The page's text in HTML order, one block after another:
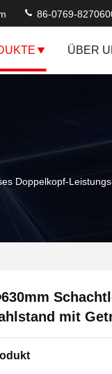
86-0769-
ÜBER
Doppelkopf-
mit